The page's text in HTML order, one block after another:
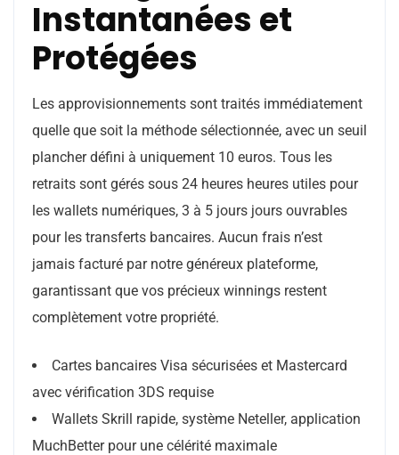
Instantanées et
Protégées
Les approvisionnements sont traités immédiatement
quelle que soit la méthode sélectionnée, avec un seuil
plancher défini à uniquement 10 euros. Tous les
retraits sont gérés sous 24 heures heures utiles pour
les wallets numériques, 3 à 5 jours jours ouvrables
pour les transferts bancaires. Aucun frais n’est
jamais facturé par notre généreux plateforme,
garantissant que vos précieux winnings restent
complètement votre propriété.
Cartes bancaires Visa sécurisées et Mastercard
avec vérification 3DS requise
Wallets Skrill rapide, système Neteller, application
MuchBetter pour une célérité maximale